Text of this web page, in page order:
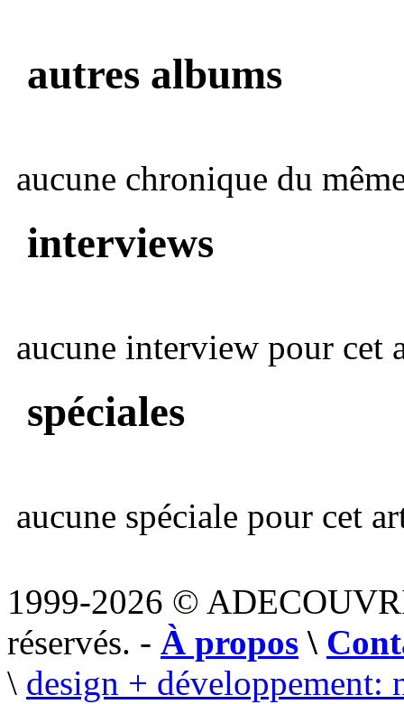
autres albums
aucune chronique du
interviews
aucune interview pour cet
spéciales
aucune spéciale pour cet
1999-2026 ©
réservés. - À propos \
\ design + développement: